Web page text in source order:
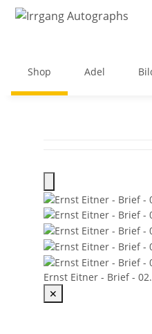
Shop Adel
Ernst Eitner - Brief -
✕